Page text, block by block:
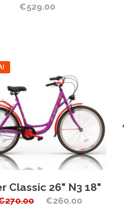
€529.00
Classic 26" N3 18"
€260.00